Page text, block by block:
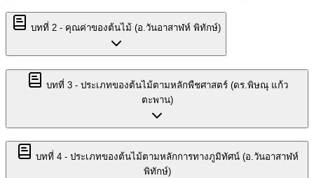
บทที่ 2 - คุณค่าของต้นไม้ (อ.วันอาสาฬห์ พิทักษ์)
บทที่ 3- ประเภทของต้นไม้ตามหลักพืชศาสตร์ (ดร.พิษณุ แก้ว
ตะพาน)
บทที่ 4- ประเภทของต้นไม้ตามหลักการทางภูมิทัศน์ (อ.วันอาสาฬห์
พิทักษ์)